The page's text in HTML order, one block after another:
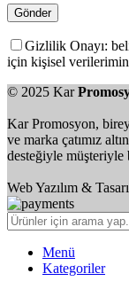
Gizlilik Onayı:
için kişisel
© 2025 Kar
Kar Promosyon,
ve marka çatımız
desteğiyle
Web Yazılım &
Menü
Kategoriler